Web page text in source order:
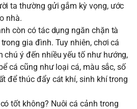
ta thường gửi gắm kỳ vọng, ước
nhà.
còn có tác dụng ngăn chặn tà
gia đình. Tuy nhiên, chơi cá
chú ý đến nhiều yếu tố như hướng,
cá cũng như loại cá, màu sắc, số
để thúc đẩy cát khí, sinh khí trong
tốt không? Nuôi cá cảnh trong